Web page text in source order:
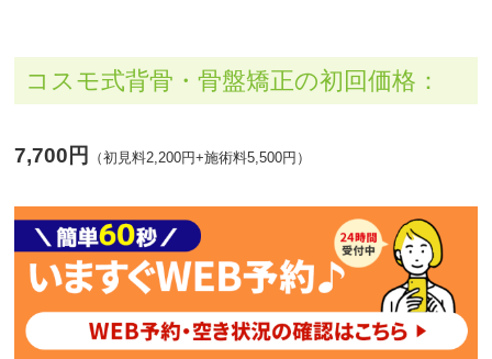
コスモ式背骨・骨盤矯正の初回価格：
7,700円 （初見料2,200円+施術料5,500円）